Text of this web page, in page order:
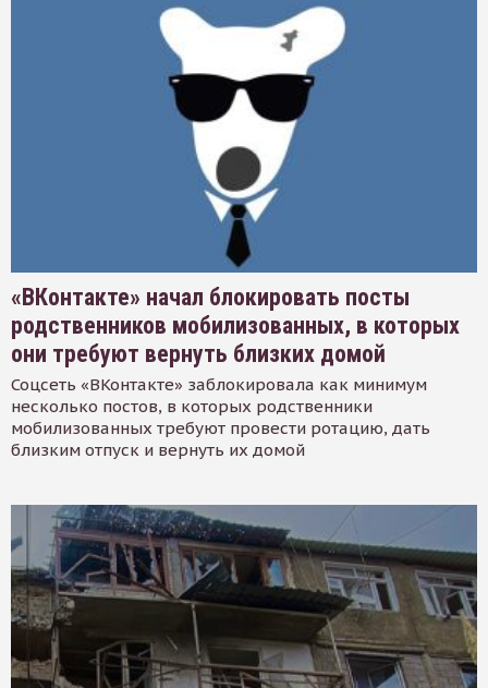
«ВКонтакте» начал блокировать посты
родственников мобилизованных, в которых
они требуют вернуть близких домой
Соцсеть «ВКонтакте» заблокировала как минимум
несколько постов, в которых родственники
мобилизованных требуют провести ротацию, дать
близким отпуск и вернуть их домой